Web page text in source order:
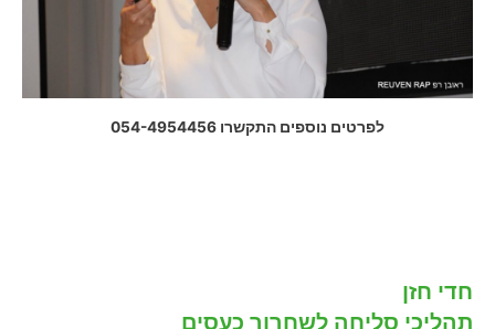
חדי חזן
תהליכי סליחה לשחרור כעסים
לפרטים נוספים התקשרו 054-4954456